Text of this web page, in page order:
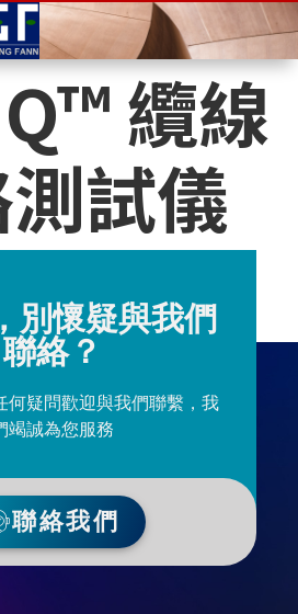
纜線
試儀
紹
別懷疑與我們
聯絡？
何疑問歡迎與我們聯繫，我
竭誠為您服務
聯絡我們